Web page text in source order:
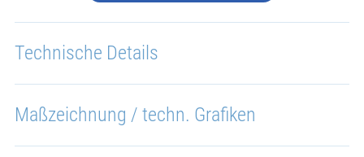
Technische Details
Maßzeichnung / techn. Grafiken